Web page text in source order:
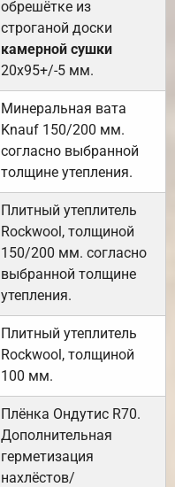
обрешётке из
строганой доски
камерной сушки
20х95+/-5 мм.
Минеральная вата
Knauf 150/200 мм.
согласно выбранной
толщине утепления.
Плитный утеплитель
Rockwool, толщиной
150/200 мм. согласно
выбранной толщине
утепления.
Плитный утеплитель
Rockwool, толщиной
100 мм.
Плёнка Ондутис R70.
Дополнительная
герметизация
нахлёстов/